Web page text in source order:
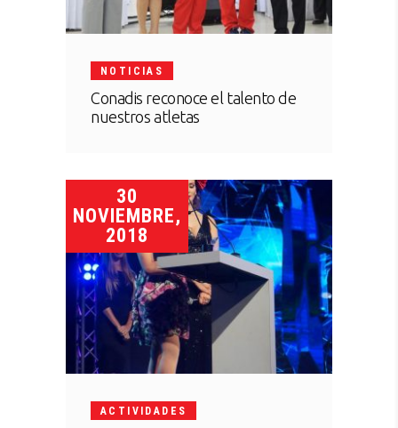
NOTICIAS
Conadis reconoce el talento de
nuestros atletas
30
NOVIEMBRE,
2018
ACTIVIDADES